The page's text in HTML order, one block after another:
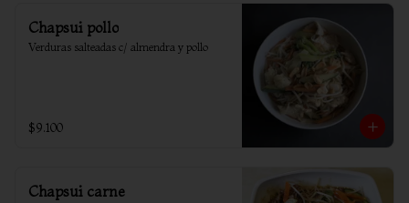
Chapsui pollo
Verduras salteadas c/ almendra y pollo
$9.100
Chapsui carne